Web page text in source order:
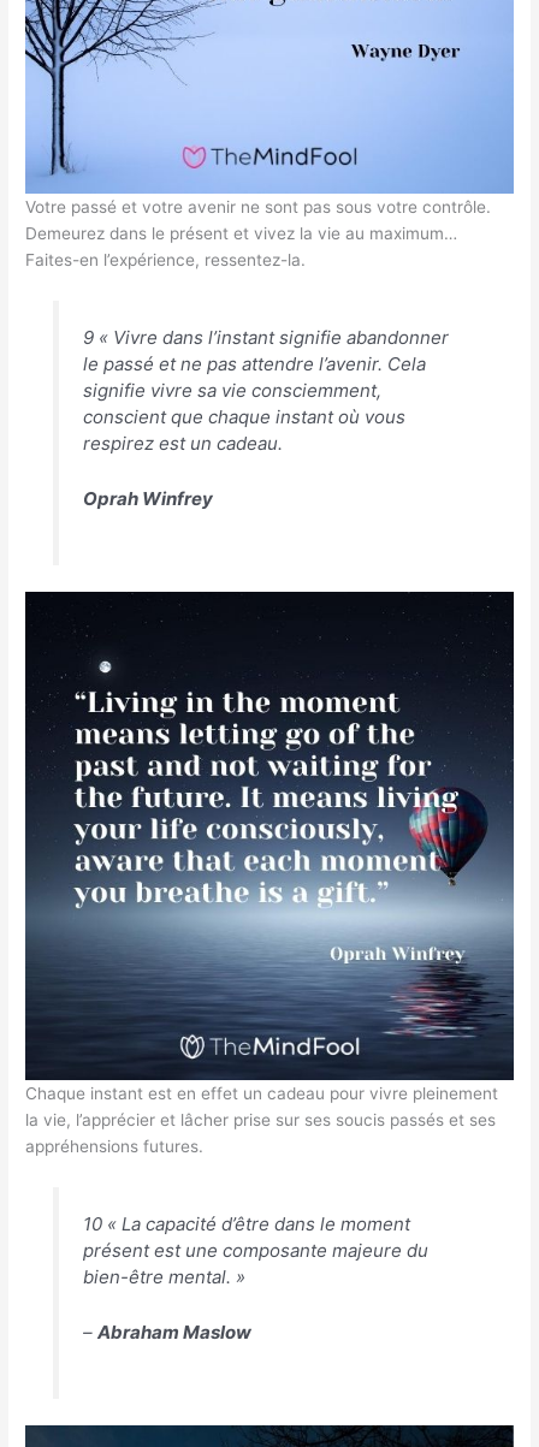
Votre passé et votre avenir ne sont pas sous votre contrôle.
Demeurez dans le présent et vivez la vie au maximum…
Faites-en l’expérience, ressentez-la.
9 « Vivre dans l’instant signifie abandonner
le passé et ne pas attendre l’avenir. Cela
signifie vivre sa vie consciemment,
conscient que chaque instant où vous
respirez est un cadeau.
Oprah Winfrey
Chaque instant est en effet un cadeau pour vivre pleinement
la vie, l’apprécier et lâcher prise sur ses soucis passés et ses
appréhensions futures.
10 « La capacité d’être dans le moment
présent est une composante majeure du
bien-être mental. »
– Abraham Maslow